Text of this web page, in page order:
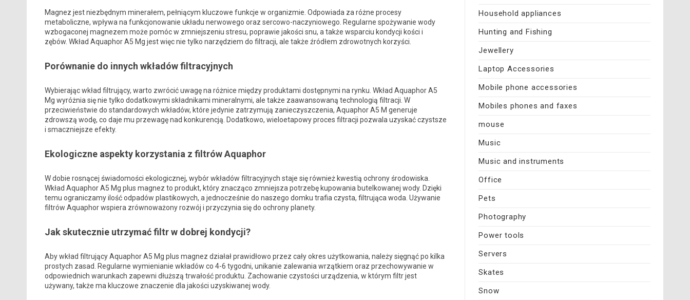
Magnez jest niezbędnym minerałem, pełniącym kluczowe funkcje w organizmie. Odpowiada za różne procesy
metaboliczne, wpływa na funkcjonowanie układu nerwowego oraz sercowo-naczyniowego. Regularne spożywanie wody
wzbogaconej magnezem może pomóc w zmniejszeniu stresu, poprawie jakości snu, a także wsparciu kondycji kości i
zębów. Wkład Aquaphor A5 Mg jest więc nie tylko narzędziem do filtracji, ale także źródłem zdrowotnych korzyści.
Porównanie do innych wkładów filtracyjnych
Wybierając wkład filtrujący, warto zwrócić uwagę na różnice między produktami dostępnymi na rynku. Wkład Aquaphor A5
Mg wyróżnia się nie tylko dodatkowymi składnikami mineralnymi, ale także zaawansowaną technologią filtracji. W
przeciwieństwie do standardowych wkładów, które jedynie zatrzymują zanieczyszczenia, Aquaphor A5 M generuje
zdrowszą wodę, co daje mu przewagę nad konkurencją. Dodatkowo, wieloetapowy proces filtracji pozwala uzyskać czystsze
i smaczniejsze efekty.
Ekologiczne aspekty korzystania z filtrów Aquaphor
W dobie rosnącej świadomości ekologicznej, wybór wkładów filtracyjnych staje się również kwestią ochrony środowiska.
Wkład Aquaphor A5 Mg plus magnez to produkt, który znacząco zmniejsza potrzebę kupowania butelkowanej wody. Dzięki
temu ograniczamy ilość odpadów plastikowych, a jednocześnie do naszego domku trafia czysta, filtrująca woda. Używanie
filtrów Aquaphor wspiera zrównoważony rozwój i przyczynia się do ochrony planety.
Jak skutecznie utrzymać filtr w dobrej kondycji?
Aby wkład filtrujący Aquaphor A5 Mg plus magnez działał prawidłowo przez cały okres użytkowania, należy sięgnąć po kilka
prostych zasad. Regularne wymienianie wkładów co 4-6 tygodni, unikanie zalewania wrzątkiem oraz przechowywanie w
odpowiednich warunkach zapewni dłuższą trwałość produktu. Zachowanie czystości urządzenia, w którym filtr jest
używany, także ma kluczowe znaczenie dla jakości uzyskiwanej wody.
Household appliances
Hunting and Fishing
Jewellery
Laptop Accessories
Mobile phone accessories
Mobiles phones and faxes
mouse
Music
Music and instruments
Office
Pets
Photography
Power tools
Servers
Skates
Snow